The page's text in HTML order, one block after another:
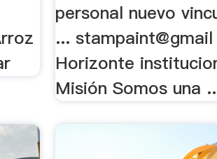
personal nuevo
... stampaint@gmail
Horizonte
Misión Somos una